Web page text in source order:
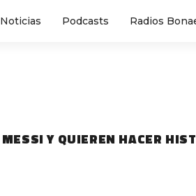
Noticias Podcasts Radios
MESSI Y QUIEREN HACER